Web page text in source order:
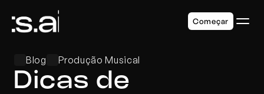
Blog Produção Musical
Dicas de
Começar